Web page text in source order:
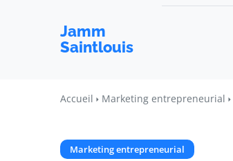
Jamm
Saintlouis
Accueil Marketing entrepreneurial
Marketing entrepreneurial